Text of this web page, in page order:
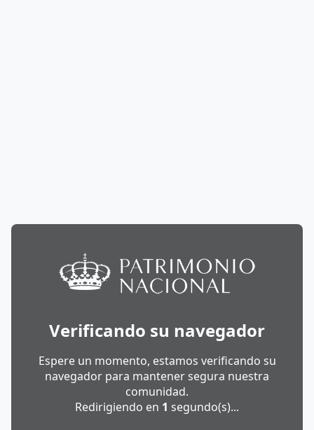
Verificando su navegador
Espere un momento, estamos verificando su
navegador para mantener segura nuestra
comunidad.
Redirigiendo en 1 segundo(s)...